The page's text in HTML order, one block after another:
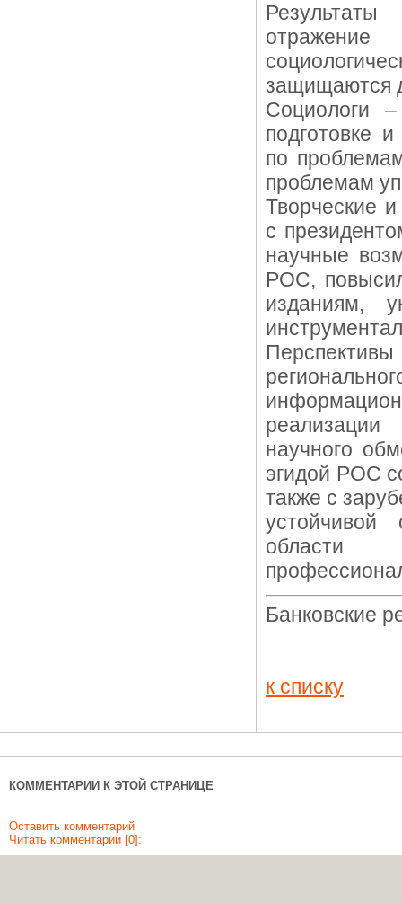
защищаются
Социологи
подготовке
по
проблемам
Творческие
с
научные
РОС,
изданиям,
научного
эгидой РОС
также с
устойчивой
области
Банковские
к списку
КОММЕНТАРИИ К ЭТОЙ СТРАНИЦЕ
Оставить комментарий
Читать комментарии [0]: